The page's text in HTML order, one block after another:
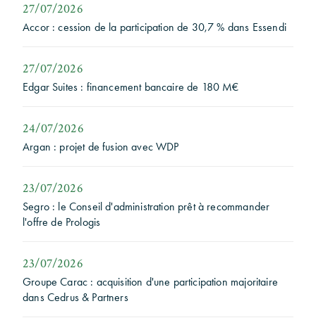
27/07/2026
Accor : cession de la participation de 30,7 % dans Essendi
27/07/2026
Edgar Suites : financement bancaire de 180 M€
24/07/2026
Argan : projet de fusion avec WDP
23/07/2026
Segro : le Conseil d'administration prêt à recommander
l'offre de Prologis
23/07/2026
Groupe Carac : acquisition d'une participation majoritaire
dans Cedrus & Partners